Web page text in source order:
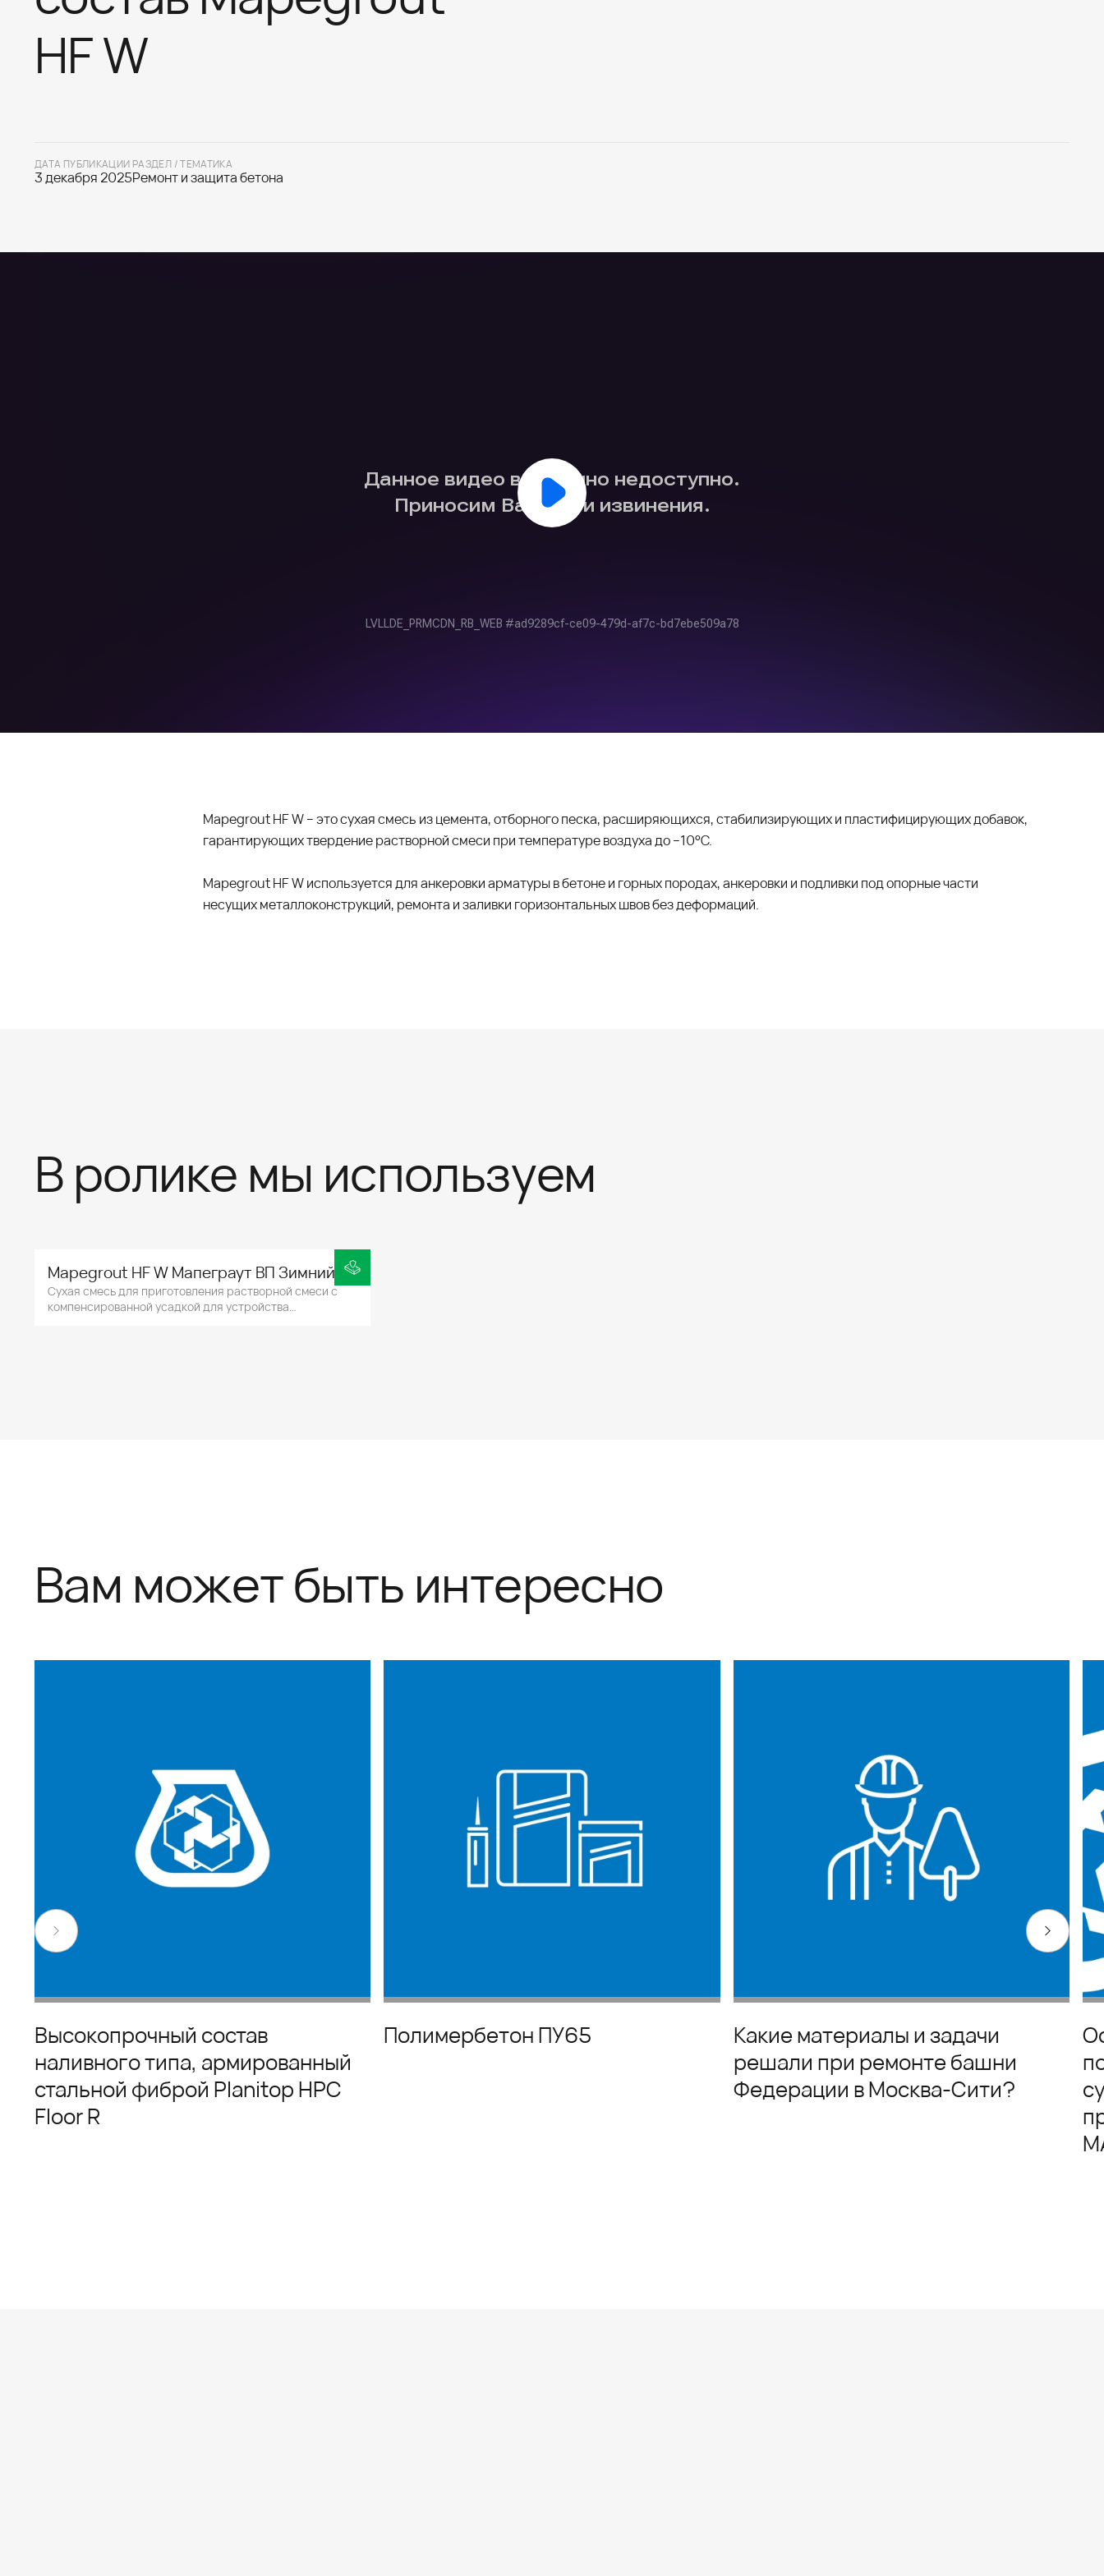
HF W
ДАТА ПУБЛИКАЦИИ
3 декабря 2025
РАЗДЕЛ / ТЕМАТИКА
Ремонт и защита бетона
Mapegrout HF W – это сухая смесь из цемента, отборного песка, расширяющихся, стабилизирующих и пластифицирующих добавок,
гарантирующих твердение растворной смеси при температуре воздуха до –10°C.
Mapegrout HF W используется для анкеровки арматуры в бетоне и горных породах, анкеровки и подливки под опорные части
несущих металлоконструкций, ремонта и заливки горизонтальных швов без деформаций.
В ролике мы используем
Mapegrout HF W Мапеграут ВП Зимний
Сухая смесь для приготовления растворной смеси с
компенсированной усадкой для устройства
Вам может быть интересно
Высокопрочный состав
наливного типа, армированный
стальной фиброй Planitop HPC
Floor R
Полимербетон ПУ65
Какие материалы и задачи
решали при ремонте башни
Федерации в Москва-Сити?